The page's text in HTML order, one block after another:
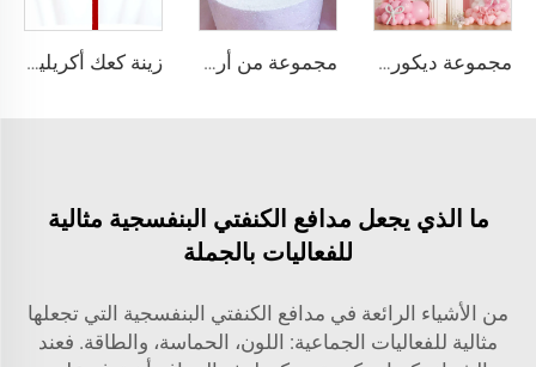
مجموعة ديكور قوس بالونات وردية على شكل رباط 194 قطعة مع بالونات شفافة ورباط وردي للزينة مجموعة من أربعة قطع على شكل ثلوج للكريسماس والعام الجديد، مزين كعكة أكريليك لحفلات أعياد الميلاد وديكور كعكة الحفل زينة كعك أكريليك بأسلوب إنستغرام لعيد الحب، مزين كعكة أكريليك للخبز بمناسبة عيد الحب
ما الذي يجعل مدافع الكنفتي البنفسجية مثالية
للفعاليات بالجملة
من الأشياء الرائعة في مدافع الكنفتي البنفسجية التي تجعلها
مثالية للفعاليات الجماعية: اللون، الحماسة، والطاقة. فعند